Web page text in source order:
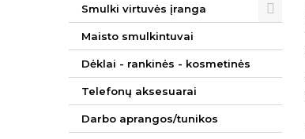
Smulki virtuvės įranga
Maisto smulkintuvai
Dėklai - rankinės - kosmetinės
Telefonų aksesuarai
Darbo aprangos/tunikos